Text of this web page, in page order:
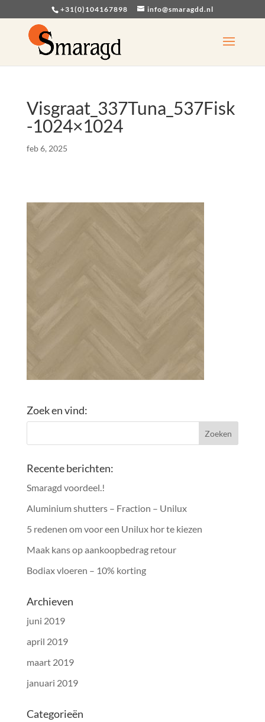
+31(0)104167898 info@smaragdd.nl
Visgraat_337Tuna_537Fisk
-1024×1024
feb 6, 2025
Zoek en vind:
Recente berichten:
Smaragd voordeel.!
Aluminium shutters – Fraction – Unilux
5 redenen om voor een Unilux hor te kiezen
Maak kans op aankoopbedrag retour
Bodiax vloeren – 10% korting
Archieven
juni 2019
april 2019
maart 2019
januari 2019
Categorieën